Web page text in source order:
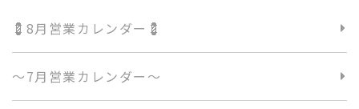
💈8月営業カレンダー💈
〜7月営業カレンダー〜